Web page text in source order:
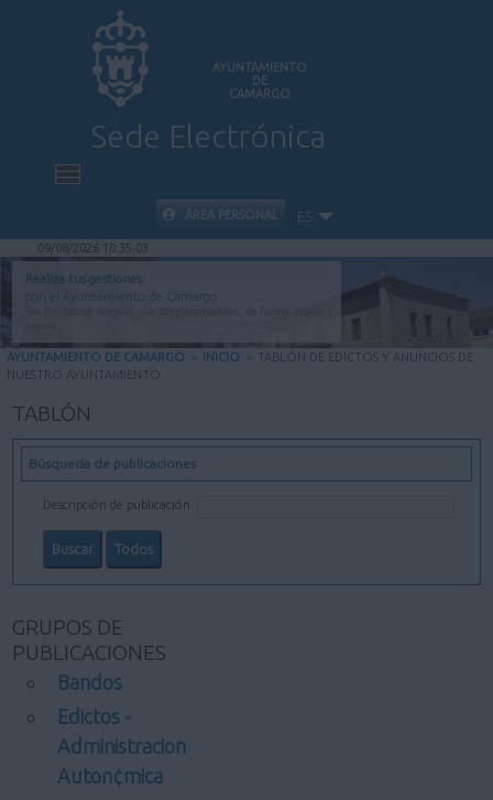
AYUNTAMIENTO
DE
CAMARGO
Sede Electrónica
INICIO
INFORMACIÓN PÚBLICA
CARPETA CIUDADANA
VALIDACIÓN DE DOCUMENTOS
AYUDA
ÁREA PERSONAL ES
09/08/2026 10:35:04
Realiza tus gestiones
con el Ayuntamiento de Camargo
AYUNTAMIENTO DE CAMARGO > INICIO > TABLÓN DE EDICTOS Y ANUNCIOS DE
NUESTRO AYUNTAMIENTO
TABLÓN
Búsqueda de publicaciones
Descripción de publicación
GRUPOS DE
PUBLICACIONES
Bandos
Edictos -
Administracion
Auton¢mica